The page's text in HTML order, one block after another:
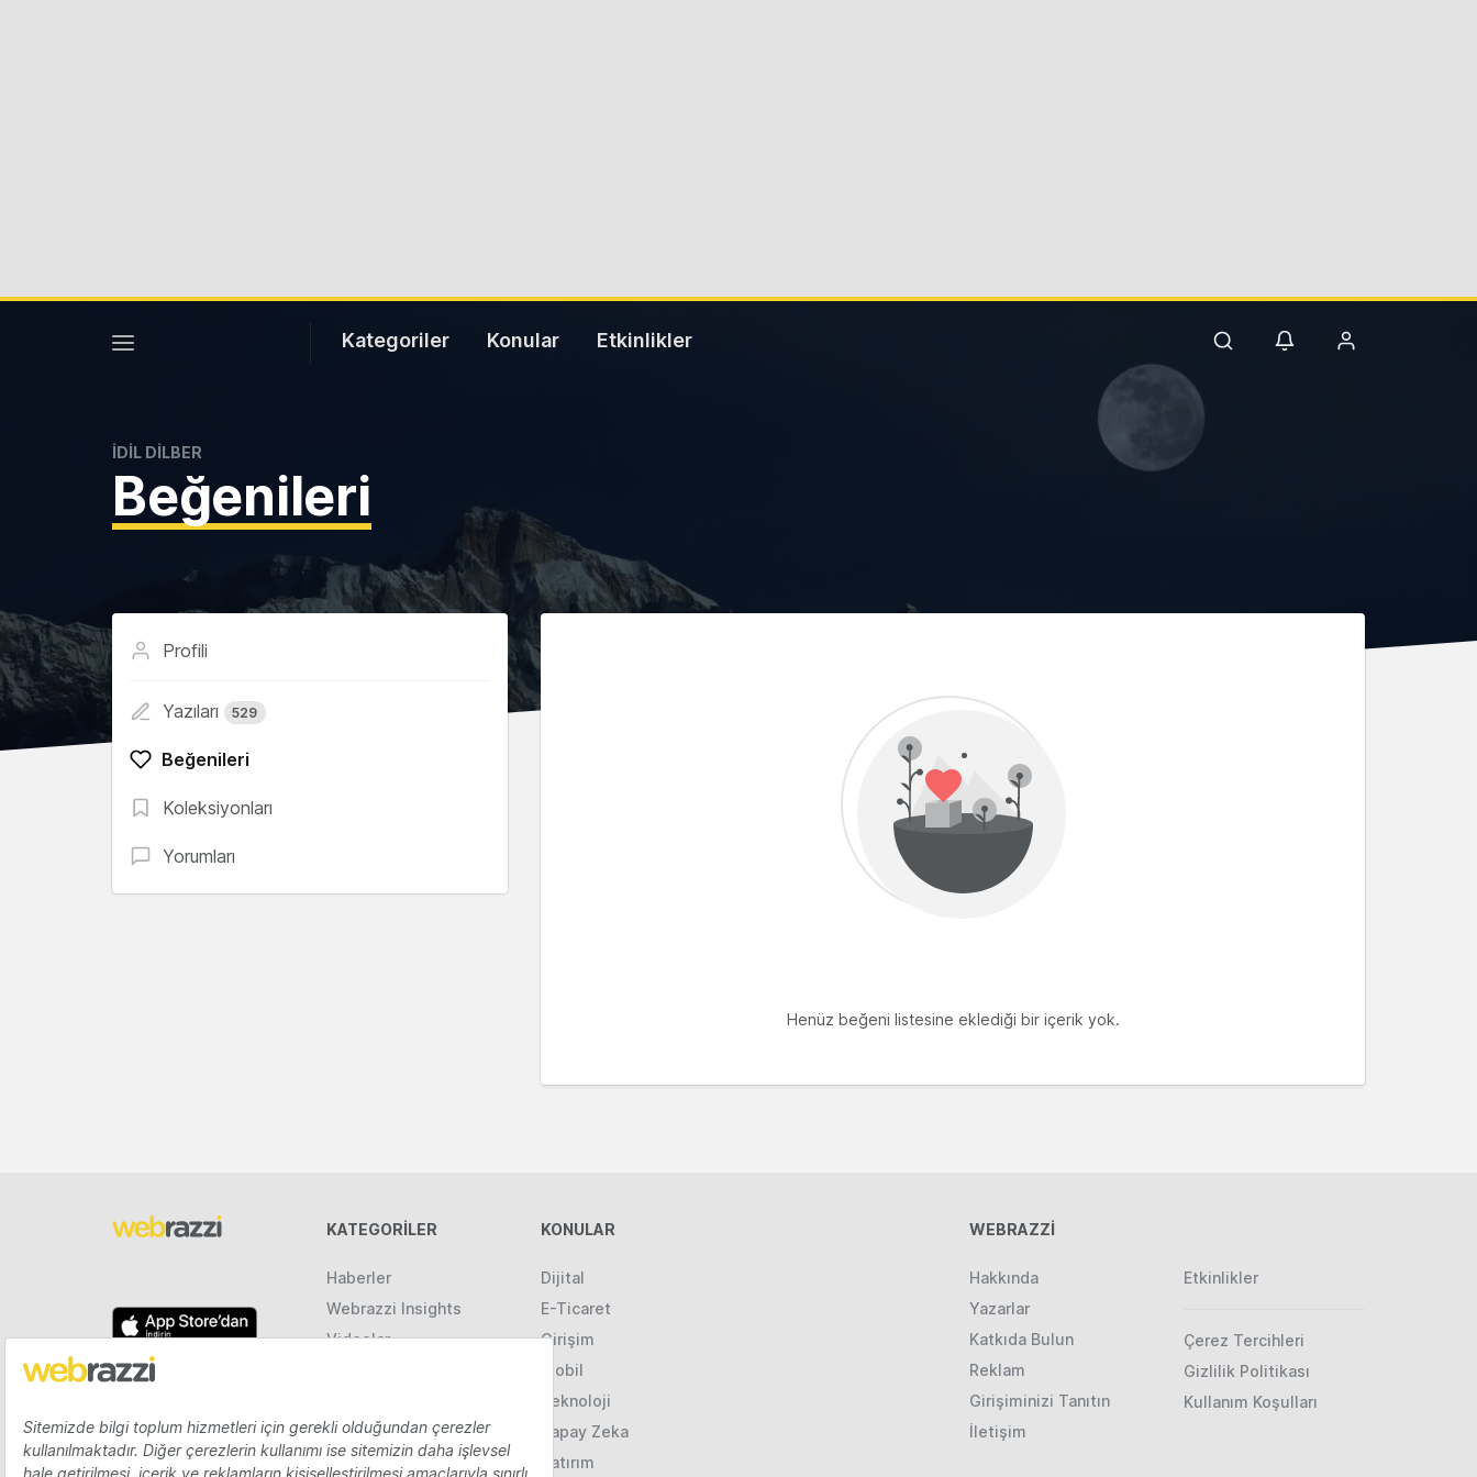
Kategoriler Konular Etkinlikler
İDIL DILBER
Beğenileri
Profili
Yazıları 529
Beğenileri
Koleksiyonları
Yorumları
Henüz beğeni listesine eklediği bir içerik yok.
KATEGORILER
Haberler
Webrazzi Insights
Videolar
KONULAR
Dijital
E-Ticaret
Girişim
Mobil
Teknoloji
Yapay Zeka
Yatırım
WEBRAZZİ
Hakkında
Yazarlar
Katkıda Bulun
Reklam
Girişiminizi Tanıtın
İletişim
Etkinlikler
Çerez Tercihleri
Gizlilik Politikası
Kullanım Koşulları